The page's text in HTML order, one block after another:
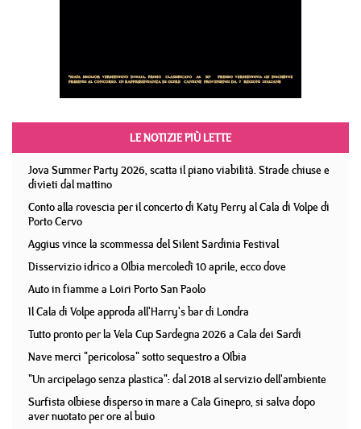
LE NOTIZIE PIÙ LETTE
Jova Summer Party 2026, scatta il piano viabilità. Strade chiuse e
divieti dal mattino
Conto alla rovescia per il concerto di Katy Perry al Cala di Volpe di
Porto Cervo
Aggius vince la scommessa del Silent Sardinia Festival
Disservizio idrico a Olbia mercoledì 10 aprile, ecco dove
Auto in fiamme a Loiri Porto San Paolo
Il Cala di Volpe approda all'Harry's bar di Londra
Tutto pronto per la Vela Cup Sardegna 2026 a Cala dei Sardi
Nave merci "pericolosa" sotto sequestro a Olbia
"Un arcipelago senza plastica": dal 2018 al servizio dell'ambiente
Surfista olbiese disperso in mare a Cala Ginepro, si salva dopo
aver nuotato per ore al buio